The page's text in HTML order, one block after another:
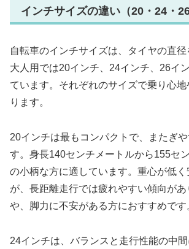
インチサイズの違い（20・24・26
自転車のインチサイズは、タイヤの直径
大人用では20インチ、24インチ、26イ
ています。それぞれのサイズで乗り心
ります。
20インチは最もコンパクトで、またぎ
す。身長140センチメートルから155セ
の小柄な方に適しています。重心が低
が、長距離走行では疲れやすい傾向が
や、脚力に不安がある方におすすめです
24インチは、バランスと走行性能の中間